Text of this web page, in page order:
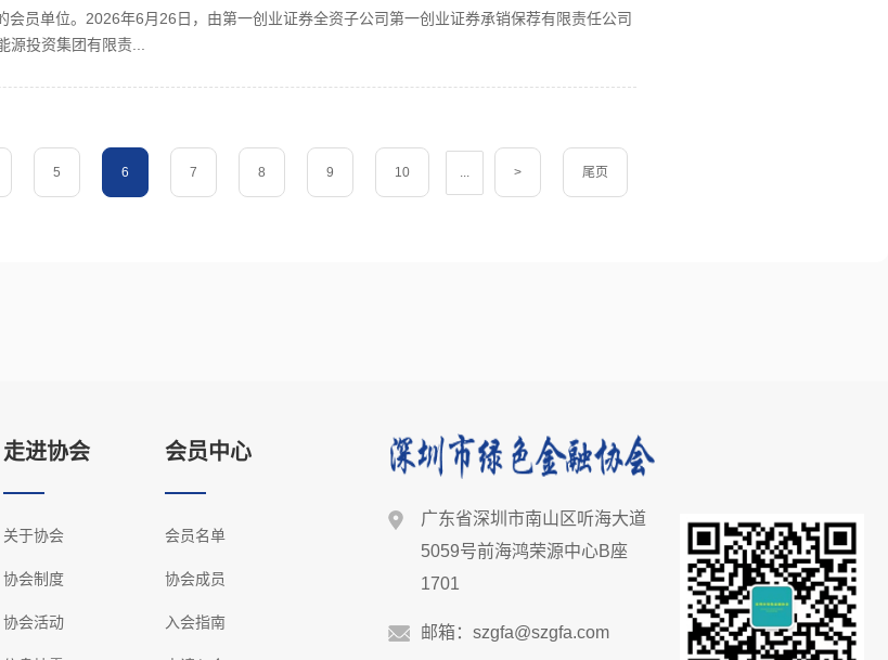
员单位。2026年6月26日，由第一创业证券全资子公司第一创业证券承销保荐有限责任公司
源投资集团有限责...
5 6 7 8 9 10 > 尾页
走进协会
关于协会
协会制度
协会活动
会员中心
会员名单
协会成员
入会指南
广东省深圳市南山区听海大道
5059号前海鸿荣源中心B座
1701
邮箱：szgfa@szgfa.com